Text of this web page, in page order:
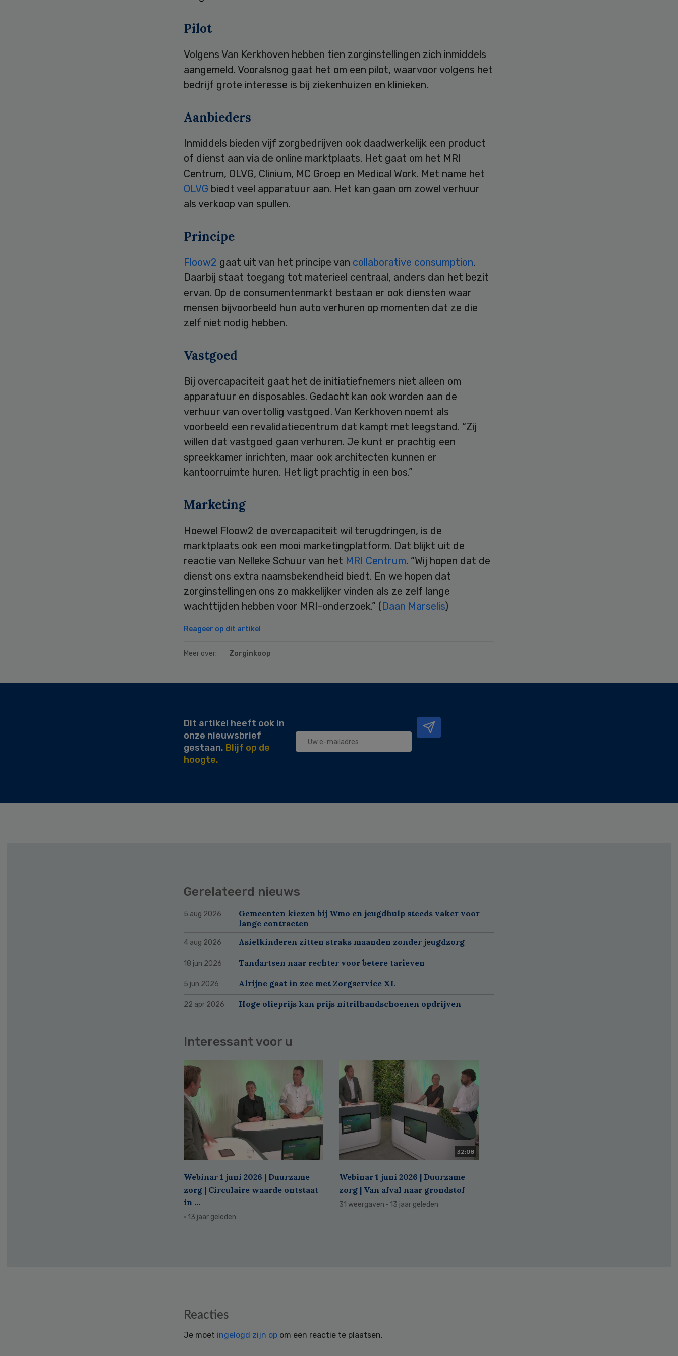
Pilot
Volgens Van Kerkhoven hebben tien zorginstellingen zich inmiddels
aangemeld. Vooralsnog gaat het om een pilot, waarvoor volgens het
bedrijf grote interesse is bij ziekenhuizen en klinieken.
Aanbieders
Inmiddels bieden vijf zorgbedrijven ook daadwerkelijk een product
of dienst aan via de online marktplaats. Het gaat om het MRI
Centrum, OLVG, Clinium, MC Groep en Medical Work. Met name het
OLVG biedt veel apparatuur aan. Het kan gaan om zowel verhuur
als verkoop van spullen.
Principe
Floow2 gaat uit van het principe van collaborative consumption.
Daarbij staat toegang tot materieel centraal, anders dan het bezit
ervan. Op de consumentenmarkt bestaan er ook diensten waar
mensen bijvoorbeeld hun auto verhuren op momenten dat ze die
zelf niet nodig hebben.
Vastgoed
Bij overcapaciteit gaat het de initiatiefnemers niet alleen om
apparatuur en disposables. Gedacht kan ook worden aan de
verhuur van overtollig vastgoed. Van Kerkhoven noemt als
voorbeeld een revalidatiecentrum dat kampt met leegstand. “Zij
willen dat vastgoed gaan verhuren. Je kunt er prachtig een
spreekkamer inrichten, maar ook architecten kunnen er
kantoorruimte huren. Het ligt prachtig in een bos.”
Marketing
Hoewel Floow2 de overcapaciteit wil terugdringen, is de
marktplaats ook een mooi marketingplatform. Dat blijkt uit de
reactie van Nelleke Schuur van het MRI Centrum. “Wij hopen dat de
dienst ons extra naamsbekendheid biedt. En we hopen dat
zorginstellingen ons zo makkelijker vinden als ze zelf lange
wachttijden hebben voor MRI-onderzoek.” (Daan Marselis)
Reageer op dit artikel
Meer over: Zorginkoop
Secondary
Dit artikel heeft ook in
onze nieuwsbrief
gestaan. Blijf op de
hoogte.
Gerelateerd nieuws
5 aug 2026
Gemeenten kiezen bij Wmo en jeugdhulp steeds vaker voor
lange contracten
4 aug 2026 Asielkinderen zitten straks maanden zonder jeugdzorg
18 jun 2026 Tandartsen naar rechter voor betere tarieven
5 jun 2026 Alrijne gaat in zee met Zorgservice XL
22 apr 2026 Hoge olieprijs kan prijs nitrilhandschoenen opdrijven
Interessant voor u
Webinar 1 juni 2026 | Duurzame
zorg | Circulaire waarde ontstaat
in ...
· 13 jaar geleden
32:08
Webinar 1 juni 2026 | Duurzame
zorg | Van afval naar grondstof
31 weergaven · 13 jaar geleden
Reacties
Je moet ingelogd zijn op om een reactie te plaatsen.